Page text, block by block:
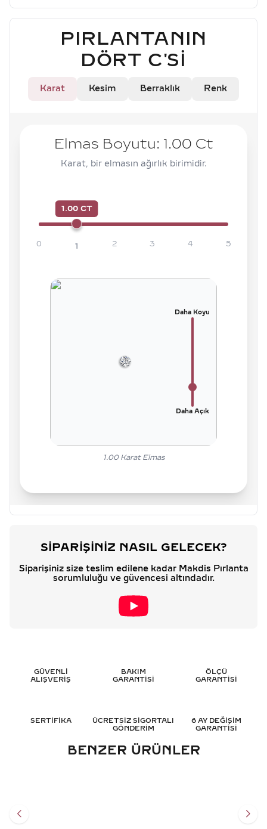
PIRLANTANIN
DÖRT C'SI
Karat Kesim Berraklık Renk
Elmas Boyutu: 1.00 Ct
Karat, bir elmasın ağırlık birimidir.
1.00 CT
0 1 2 3 4 5
Daha Koyu
Daha Açık
1.00Karat Elmas
SIPARIŞINIZ NASIL GELECEK?
Siparişiniz size teslim edilene kadar Makdis Pırlanta
sorumluluğu ve güvencesi altındadır.
GÜVENLİ
ALIŞVERİŞ
BAKIM
GARANTİSİ
ÖLÇÜ
GARANTİSİ
SERTİFİKA
ÜCRETSİZ SİGORTALI
GÖNDERİM
6 AY DEĞİŞİM
GARANTİSİ
BENZER ÜRÜNLER